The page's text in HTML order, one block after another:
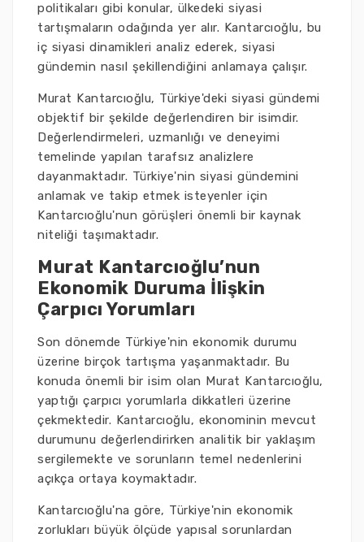
politikaları gibi konular, ülkedeki siyasi
tartışmaların odağında yer alır. Kantarcıoğlu, bu
iç siyasi dinamikleri analiz ederek, siyasi
gündemin nasıl şekillendiğini anlamaya çalışır.
Murat Kantarcıoğlu, Türkiye'deki siyasi gündemi
objektif bir şekilde değerlendiren bir isimdir.
Değerlendirmeleri, uzmanlığı ve deneyimi
temelinde yapılan tarafsız analizlere
dayanmaktadır. Türkiye'nin siyasi gündemini
anlamak ve takip etmek isteyenler için
Kantarcıoğlu'nun görüşleri önemli bir kaynak
niteliği taşımaktadır.
Murat Kantarcıoğlu’nun
Ekonomik Duruma İlişkin
Çarpıcı Yorumları
Son dönemde Türkiye'nin ekonomik durumu
üzerine birçok tartışma yaşanmaktadır. Bu
konuda önemli bir isim olan Murat Kantarcıoğlu,
yaptığı çarpıcı yorumlarla dikkatleri üzerine
çekmektedir. Kantarcıoğlu, ekonominin mevcut
durumunu değerlendirirken analitik bir yaklaşım
sergilemekte ve sorunların temel nedenlerini
açıkça ortaya koymaktadır.
Kantarcıoğlu'na göre, Türkiye'nin ekonomik
zorlukları büyük ölçüde yapısal sorunlardan